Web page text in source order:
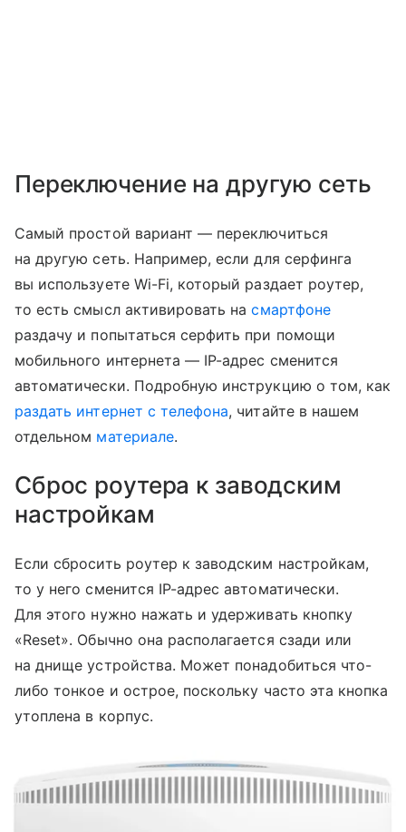
Переключение на другую сеть
Самый простой вариант — переключиться
на другую сеть. Например, если для серфинга
вы используете Wi-Fi, который раздает роутер,
то есть смысл активировать насмартфоне
раздачу и попытаться серфить при помощи
мобильного интернета — IP-адрес сменится
автоматически. Подробную инструкцию о том, как
раздать интернет с телефона, читайте в нашем
отдельном материале.
Сброс роутера к заводским
настройкам
Если сбросить роутер к заводским настройкам,
то у него сменится IP-адрес автоматически.
Для этого нужно нажать и удерживать кнопку
«Reset». Обычно она располагается сзади или
на днище устройства. Может понадобиться что-
либо тонкое и острое, поскольку часто эта кнопка
утоплена в корпус.